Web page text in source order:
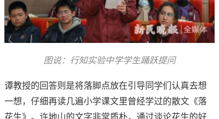
图说：行知实验中学学生踊跃提问
谭教授的回答则是将落脚点放在引导同学们认真去想
一想，仔细再读几遍小学课文里曾经学过的散文《落
花生》。许地山的文字非常质朴，通过谈论花生的好